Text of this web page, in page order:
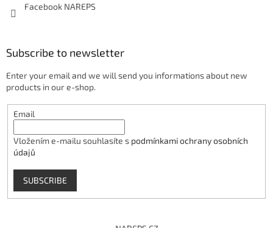
Facebook NAREPS
Subscribe to newsletter
Enter your email and we will send you informations about new
products in our e-shop.
Email
Vložením e-mailu souhlasíte s podmínkami ochrany osobních
údajů
SUBSCRIBE